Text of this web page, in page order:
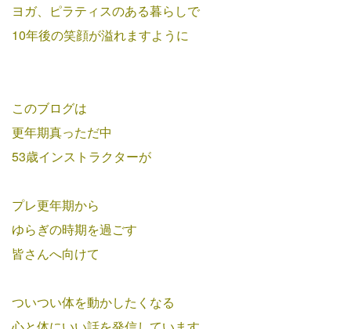
ヨガ、ピラティスのある暮らしで
10年後の笑顔が溢れますように
このブログは
更年期真っただ中
53歳インストラクターが
プレ更年期から
ゆらぎの時期を過ごす
皆さんへ向けて
ついつい体を動かしたくなる